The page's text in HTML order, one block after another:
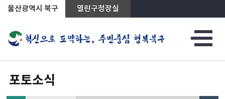
상단메뉴로 바로가기
전체메뉴로 바로가기
왼쪽메뉴로 바로가기
본문으로 바로가기
울산광역시 북구 열린구청장실
포토소식